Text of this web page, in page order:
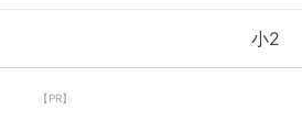
小2
【PR】